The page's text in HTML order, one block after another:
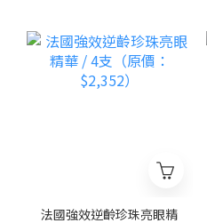
法國強效逆齡珍珠亮眼精